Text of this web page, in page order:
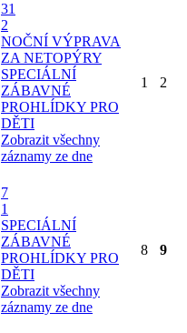
31
2
NOČNÍ VÝPRAVA
ZA NETOPÝRY
SPECIÁLNÍ
ZÁBAVNÉ
PROHLÍDKY PRO
DĚTI
Zobrazit všechny
záznamy ze dne
1 2
7
1
SPECIÁLNÍ
ZÁBAVNÉ
PROHLÍDKY PRO
DĚTI
Zobrazit všechny
záznamy ze dne
8 9